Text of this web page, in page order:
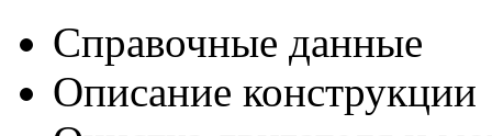
Справочные данные
Описание конструкции